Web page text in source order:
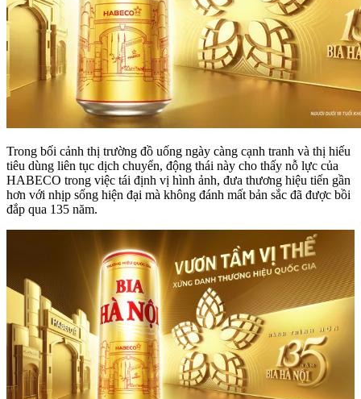
Trong bối cảnh thị trường đồ uống ngày càng cạnh tranh và thị hiếu
tiêu dùng liên tục dịch chuyển, động thái này cho thấy nỗ lực của
HABECO trong việc tái định vị hình ảnh, đưa thương hiệu tiến gần
hơn với nhịp sống hiện đại mà không đánh mất bản sắc đã được bồi
đắp qua 135 năm.